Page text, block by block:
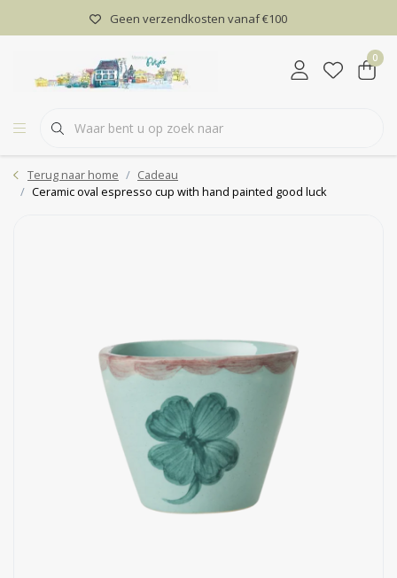
Geen verzendkosten vanaf €100
0
Terug naar home
Cadeau
Ceramic oval espresso cup with hand painted good luck